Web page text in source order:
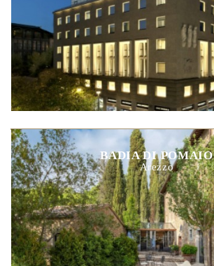
BADIA DI POMAIO
Arezzo